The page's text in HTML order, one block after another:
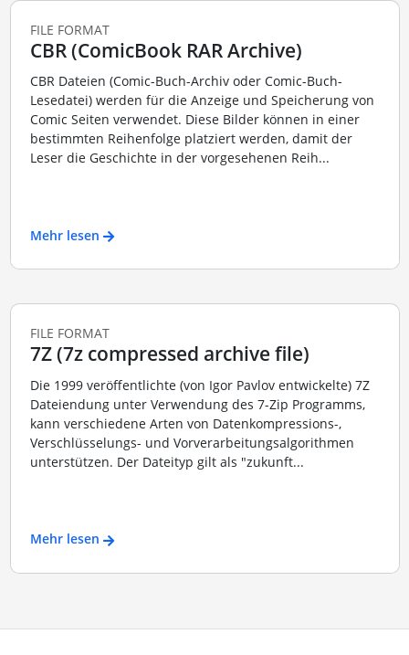
FILE FORMAT
CBR (ComicBook RAR Archive)
CBR Dateien (Comic-Buch-Archiv oder Comic-Buch-
Lesedatei) werden für die Anzeige und Speicherung von
Comic Seiten verwendet. Diese Bilder können in einer
bestimmten Reihenfolge platziert werden, damit der
Leser die Geschichte in der vorgesehenen Reih...
Mehr lesen
FILE FORMAT
7Z (7z compressed archive file)
Die 1999 veröffentlichte (von Igor Pavlov entwickelte) 7Z
Dateiendung unter Verwendung des 7-Zip Programms,
kann verschiedene Arten von Datenkompressions-,
Verschlüsselungs- und Vorverarbeitungsalgorithmen
unterstützen. Der Dateityp gilt als "zukunft...
Mehr lesen